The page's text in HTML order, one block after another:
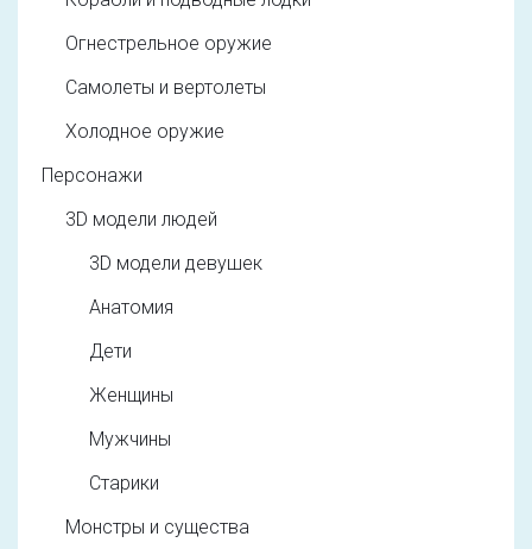
Огнестрельное оружие
Самолеты и вертолеты
Холодное оружие
Персонажи
3D модели людей
3D модели девушек
Анатомия
Дети
Женщины
Мужчины
Старики
Монстры и существа